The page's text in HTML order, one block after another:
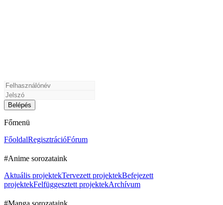
Főmenü
FőoldalRegisztrációFórum
#Anime sorozataink
Aktuális projektekTervezett projektekBefejezett
projektekFelfüggesztett projektekArchívum
#Manga sorozataink